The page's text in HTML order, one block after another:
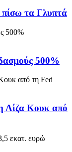
τα Γλυπτά
500%
Λίζα Κουκ από